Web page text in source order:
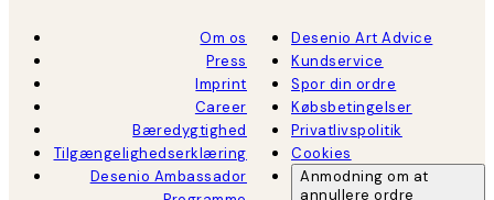
Om os
Press
Imprint
Career
Bæredygtighed
Tilgængelighedserklæring
Desenio Ambassador
Desenio Art Advice
Kundservice
Spor din ordre
Købsbetingelser
Privatlivspolitik
Cookies
Anmodning om at
annullere ordre